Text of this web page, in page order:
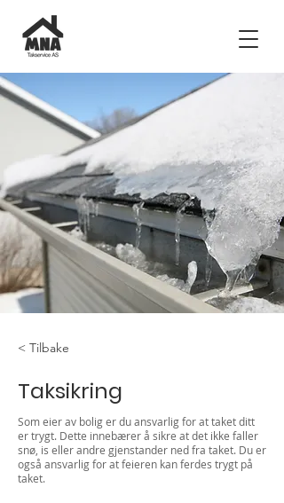
< Tilbake
Taksikring
Som eier av bolig er du ansvarlig for at taket ditt
er trygt. Dette innebærer å sikre at det ikke faller
snø, is eller andre gjenstander ned fra taket. Du er
også ansvarlig for at feieren kan ferdes trygt på
taket.